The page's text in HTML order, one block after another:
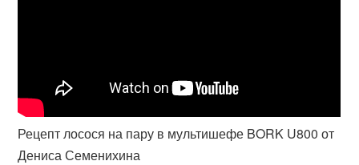
Рецепт лосося на пару в мультишефе BORK U800 от
Дениса Семенихина